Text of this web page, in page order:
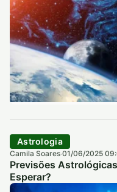
Astrologia
Camila Soares·01/06/2025
Previsões
Esperar?